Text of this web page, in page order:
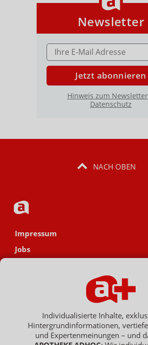
Newsletter
E-MAIL ADRESSE
Jetzt abonnieren
Hinweis zum
Datenschutz
NACH OBEN
Impressum
Jobs
Hinweisgebersystem
Vertrag widerrufen
Individualisierte Inhalte,
Hintergrundinformationen,
und Expertenmeinungen – und